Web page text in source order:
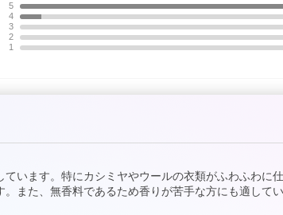
5
4
3
2
1
います。特にカシミヤやウールの衣類がふわふわに
また、無香料であるため香りが苦手な方にも適して